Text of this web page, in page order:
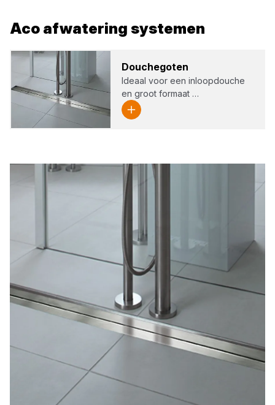
Aco afwatering systemen
Dou­che­go­ten
Ideaal voor een inloopdouche
en groot formaat …